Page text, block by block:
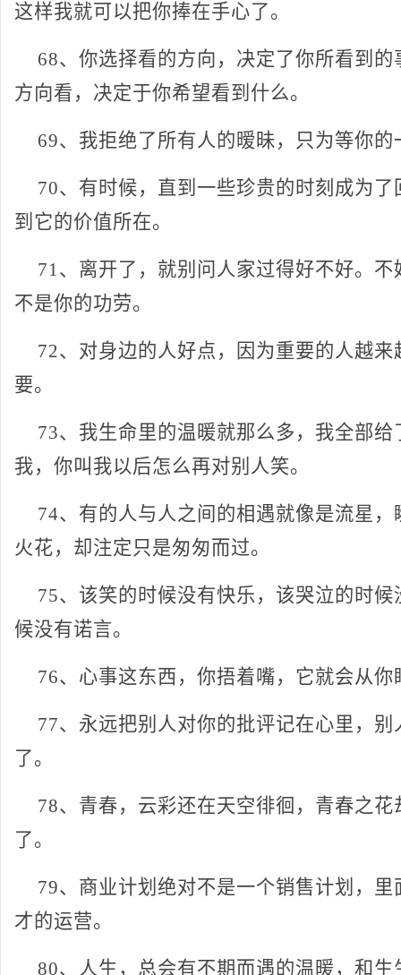
这样我就可以把你捧在手心了。
68、你选择看的方向，决定了你所看到
方向看，决定于你希望看到什么。
69、我拒绝了所有人的暧昧，只为等你
70、有时候，直到一些珍贵的时刻成为
到它的价值所在。
71、离开了，就别问人家过得好不好。
不是你的功劳。
72、对身边的人好点，因为重要的人越
要。
73、我生命里的温暖就那么多，我全部
我，你叫我以后怎么再对别人笑。
74、有的人与人之间的相遇就像是流星
火花，却注定只是匆匆而过。
75、该笑的时候没有快乐，该哭泣的时
候没有诺言。
76、心事这东西，你捂着嘴，它就会从
77、永远把别人对你的批评记在心里，
了。
78、青春，云彩还在天空徘徊，青春之
了。
79、商业计划绝对不是一个销售计划，
才的运营。
80、人生，总会有不期而遇的温暖，和生